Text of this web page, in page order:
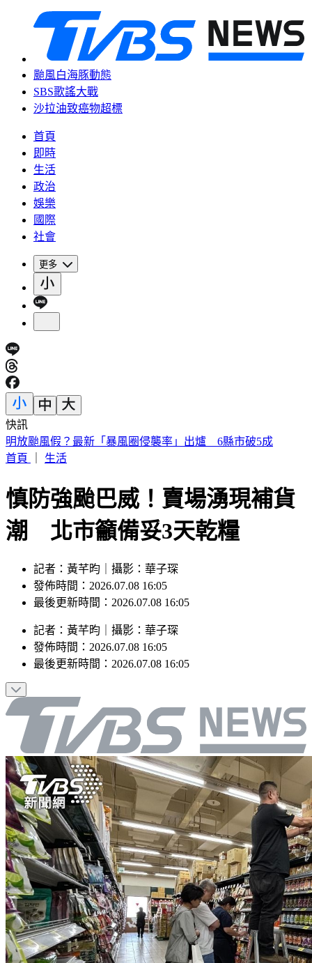
颱風白海豚動態
SBS歌謠大戰
沙拉油致癌物超標
首頁
即時
生活
政治
娛樂
國際
社會
更多
快訊
毒油衝擊？卓榮泰不滿意度「半年來最高」 賴政府最新民調
曝
慎防強颱巴威！賣場湧現補貨
潮 北市籲備妥3天乾糧
記者：黃芊昀｜攝影：華子琛
發佈時間：2026.07.08 16:05
記者：黃芊昀｜攝影：華子琛
發佈時間：2026.07.08 16:05